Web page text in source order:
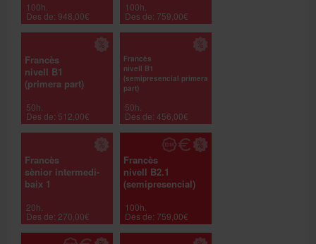
100h.
Des de: 948,00€
100h.
Des de: 759,00€
Francès
nivell B1
(primera part)
50h.
Des de: 512,00€
Francès
nivell B1
(semipresencial primera
part)
50h.
Des de: 456,00€
Francès
sènior intermedi-
baix 1
20h.
Des de: 270,00€
Francès
nivell B2.1
(semipresencial)
100h.
Des de: 759,00€